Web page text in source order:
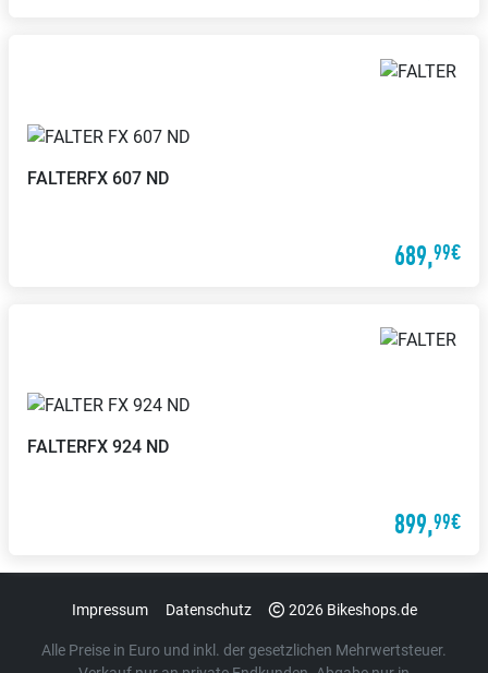
FALTERFX 607 ND
689,99€
FALTERFX 924 ND
899,99€
Impressum Datenschutz 2026 Bikeshops.de
Alle Preise in Euro und inkl. der gesetzlichen Mehrwertsteuer.